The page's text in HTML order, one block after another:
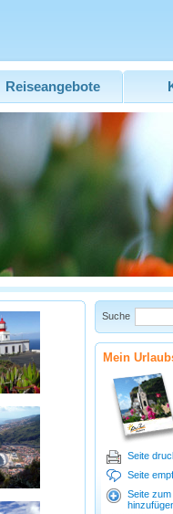
Reiseangebote
Suche
Mein
Seite
Seite
Seite